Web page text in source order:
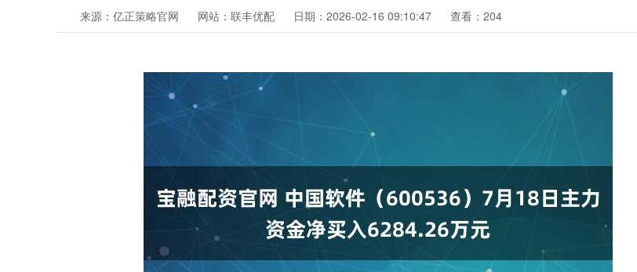
来源：亿正策略官网 网站：联丰优配 日期：2026-02-16 09:10:47 查看：204